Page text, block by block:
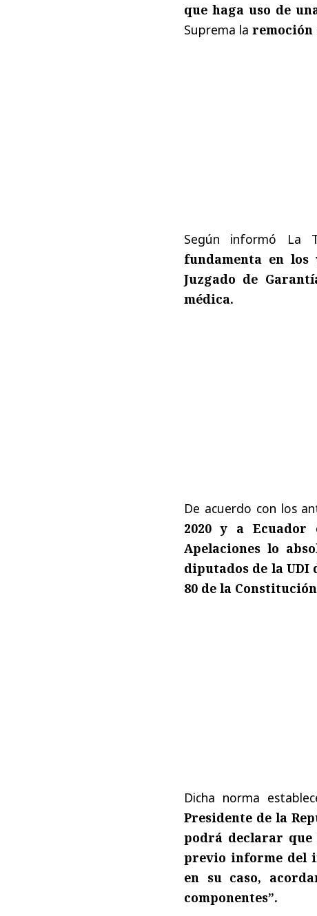
que haga uso de
Suprema la remoción
Según informó La
fundamenta en
Juzgado de
médica.
De acuerdo con los
2020 y a Ecuador
Apelaciones lo
diputados de la
80 de la
Dicha norma
Presidente de la
podrá declarar que
previo informe del
en su caso,
componentes”.